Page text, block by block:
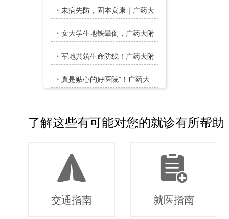
· 未病先防，固本安康｜广药大
· 女大学生地铁晕倒，广药大附
· 军地共筑生命防线！广药大附
· 真是贴心的好医院”！广药大
了解这些有可能对您的就诊有所帮助
交通指南 就医指南